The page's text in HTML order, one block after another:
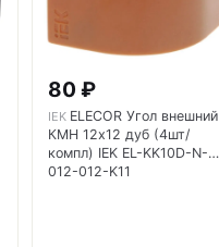
80 ₽
IEK ELECOR Угол внешний
КМН 12х12 дуб (4шт/
компл) IEK EL-KK10D-N-
012-012-K11